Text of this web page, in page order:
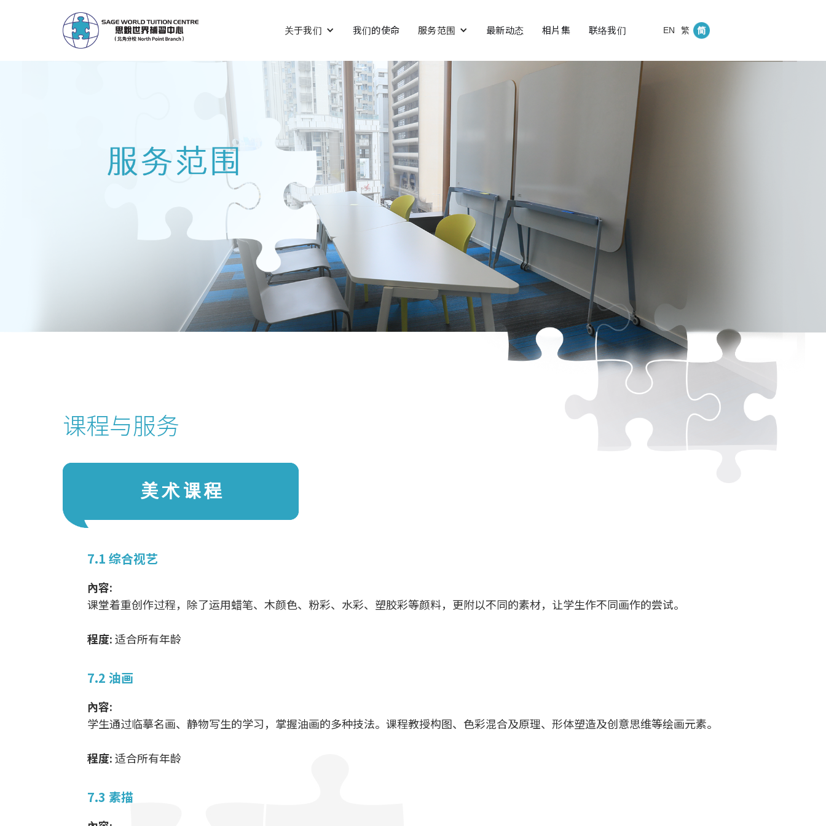
关于我们 我们的使命 服务范围 最新动态 相片集 联络我们 EN 繁
课程与服务
7.1 综合视艺
內容:
课堂着重创作过程，除了运用蜡笔、木颜色、粉彩、水彩、塑胶彩等颜料，更附以不同的素材，让学生作不同画作的尝试。
程度:适合所有年龄
7.2 油画
內容:
学生通过临摹名画、静物写生的学习，掌握油画的多种技法。课程教授构图、色彩混合及原理、形体塑造及创意思维等绘画元素。
程度:适合所有年龄
7.3 素描